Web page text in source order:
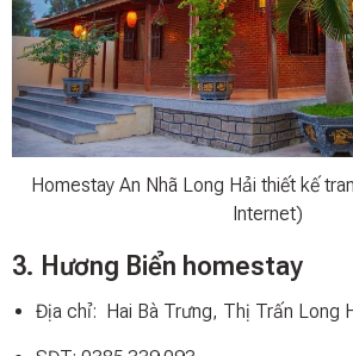
Homestay An Nhã Long Hải thiết kế
Internet)
3. Hương Biển homestay
Địa chỉ: Hai Bà Trưng, Thị Trấn Long